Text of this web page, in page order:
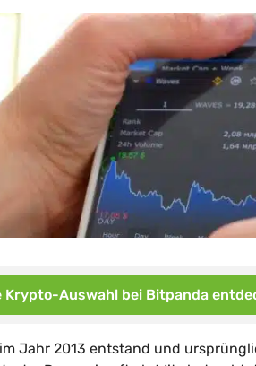
Krypto-Auswahl bei Bitpanda
Jahr 2013 entstand und